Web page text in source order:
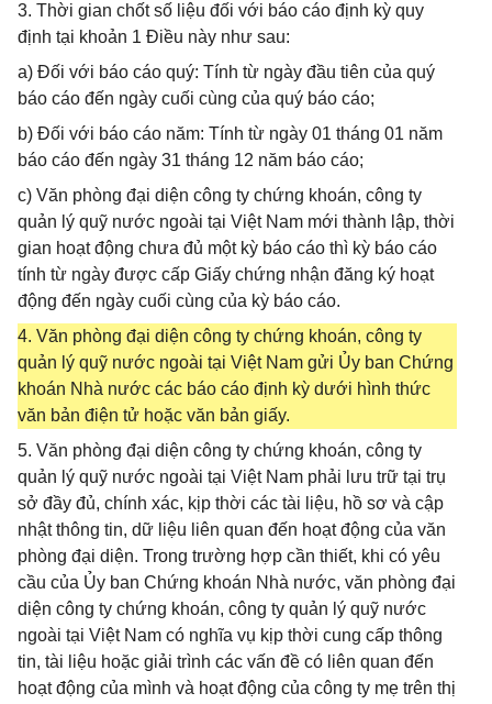
3. Thời gian chốt số liệu đối với báo cáo định kỳ quy
định tại khoản 1 Điều này như sau:
a) Đối với báo cáo quý: Tính từ ngày đầu tiên của quý
báo cáo đến ngày cuối cùng của quý báo cáo;
b) Đối với báo cáo năm: Tính từ ngày 01 tháng 01 năm
báo cáo đến ngày 31 tháng 12 năm báo cáo;
c) Văn phòng đại diện công ty chứng khoán, công ty
quản lý quỹ nước ngoài tại Việt Nam mới thành lập, thời
gian hoạt động chưa đủ một kỳ báo cáo thì kỳ báo cáo
tính từ ngày được cấp Giấy chứng nhận đăng ký hoạt
động đến ngày cuối cùng của kỳ báo cáo.
4. Văn phòng đại diện công ty chứng khoán, công ty
quản lý quỹ nước ngoài tại Việt Nam gửi Ủy ban Chứng
khoán Nhà nước các báo cáo định kỳ dưới hình thức
văn bản điện tử hoặc văn bản giấy.
5. Văn phòng đại diện công ty chứng khoán, công ty
quản lý quỹ nước ngoài tại Việt Nam phải lưu trữ tại trụ
sở đầy đủ, chính xác, kịp thời các tài liệu, hồ sơ và cập
nhật thông tin, dữ liệu liên quan đến hoạt động của văn
phòng đại diện. Trong trường hợp cần thiết, khi có yêu
cầu của Ủy ban Chứng khoán Nhà nước, văn phòng đại
diện công ty chứng khoán, công ty quản lý quỹ nước
ngoài tại Việt Nam có nghĩa vụ kịp thời cung cấp thông
tin, tài liệu hoặc giải trình các vấn đề có liên quan đến
hoạt động của mình và hoạt động của công ty mẹ trên thị